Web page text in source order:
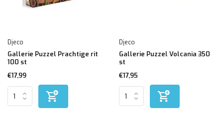
Djeco
Gallerie Puzzel Prachtige rit
100 st
€17,99
Djeco
Gallerie Puzzel Volcania 350
st
€17,95